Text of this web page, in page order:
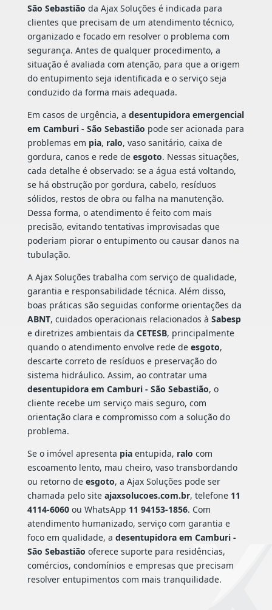
São Sebastião da Ajax Soluções é indicada para
clientes que precisam de um atendimento técnico,
organizado e focado em resolver o problema com
segurança. Antes de qualquer procedimento, a
situação é avaliada com atenção, para que a origem
do entupimento seja identificada e o serviço seja
conduzido da forma mais adequada.
Em casos de urgência, a desentupidora emergencial
em Camburi - São Sebastião pode ser acionada para
problemas em pia, ralo, vaso sanitário, caixa de
gordura, canos e rede de esgoto. Nessas situações,
cada detalhe é observado: se a água está voltando,
se há obstrução por gordura, cabelo, resíduos
sólidos, restos de obra ou falha na manutenção.
Dessa forma, o atendimento é feito com mais
precisão, evitando tentativas improvisadas que
poderiam piorar o entupimento ou causar danos na
tubulação.
A Ajax Soluções trabalha com serviço de qualidade,
garantia e responsabilidade técnica. Além disso,
boas práticas são seguidas conforme orientações da
ABNT, cuidados operacionais relacionados à Sabesp
e diretrizes ambientais da CETESB, principalmente
quando o atendimento envolve rede de esgoto,
descarte correto de resíduos e preservação do
sistema hidráulico. Assim, ao contratar uma
desentupidora em Camburi - São Sebastião, o
cliente recebe um serviço mais seguro, com
orientação clara e compromisso com a solução do
problema.
Se o imóvel apresenta piaentupida, ralo com
escoamento lento, mau cheiro, vaso transbordando
ou retorno de esgoto, a Ajax Soluções pode ser
chamada pelo site ajaxsolucoes.com.br, telefone 11
4114-6060ou WhatsApp 11 94153-1856. Com
atendimento humanizado, serviço com garantia e
foco em qualidade, a desentupidora em Camburi -
São Sebastião oferece suporte para residências,
comércios, condomínios e empresas que precisam
resolver entupimentos com mais tranquilidade.